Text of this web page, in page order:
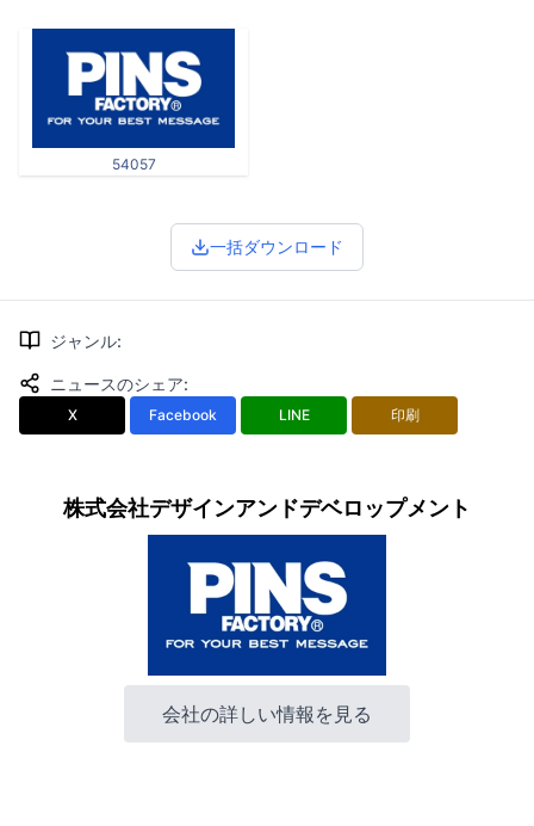
54057
一括ダウンロード
ジャンル:
ニュースのシェア:
X Facebook LINE 印刷
株式会社デザインアンドデベロップメント
会社の詳しい情報を見る